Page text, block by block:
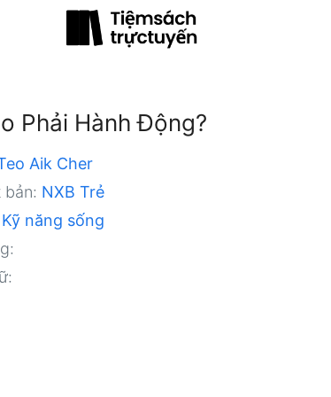
Phải Hành Động?
Aik Cher
bản: NXB Trẻ
Kỹ năng sống